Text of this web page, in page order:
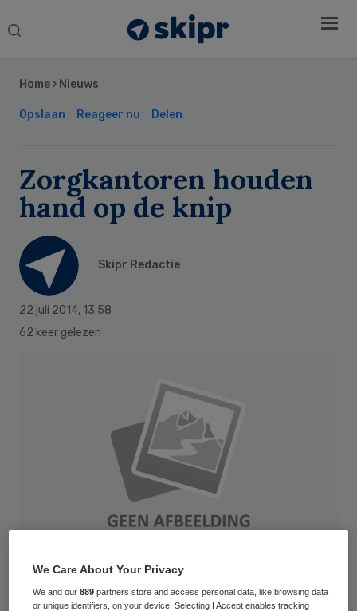
Search
Home › Nieuws
Opslaan Reageer nu Delen
Zorgkantoren houden
hand op de knip
Skipr Redactie
22 juli 2014, 13:58
62 keer gelezen
Sidebar
We Care About Your Privacy
We and our889 partners store and access personal data, like browsing data
or unique identifiers, on your device. Selecting I Accept enables tracking